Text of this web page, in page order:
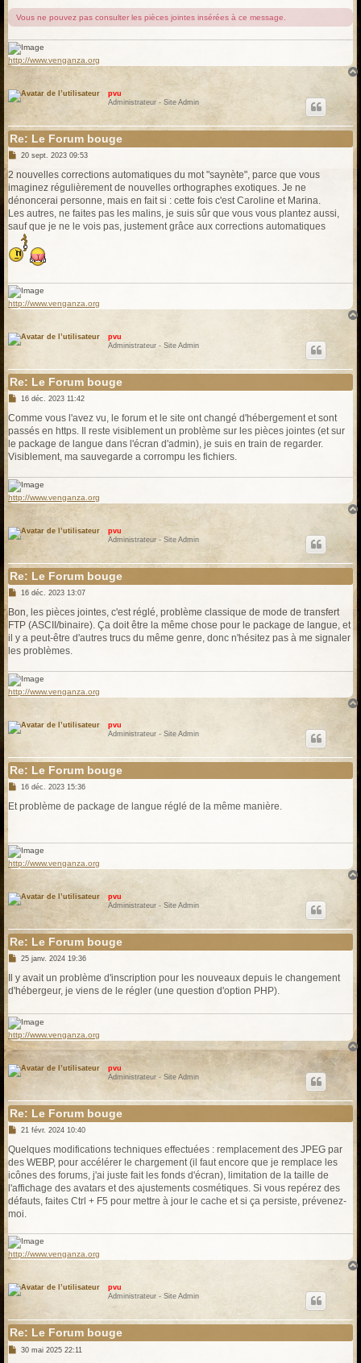
Vous ne pouvez pas consulter les pièces jointes insérées à ce message.
http://www.venganza.org
pvu
Administrateur - Site Admin
Re: Le Forum bouge
M
s
s
a
g
20 sept. 2023 09:53
2 nouvelles corrections automatiques du mot "saynète", parce que vous
imaginez régulièrement de nouvelles orthographes exotiques. Je ne
dénoncerai personne, mais en fait si : cette fois c'est Caroline et Marina.
Les autres, ne faites pas les malins, je suis sûr que vous vous plantez aussi,
sauf que je ne le vois pas, justement grâce aux corrections automatiques
http://www.venganza.org
pvu
Administrateur - Site Admin
Re: Le Forum bouge
M
s
s
a
g
e
16 déc. 2023 11:42
Comme vous l'avez vu, le forum et le site ont changé d'hébergement et sont
passés en https. Il reste visiblement un problème sur les pièces jointes (et sur
le package de langue dans l'écran d'admin), je suis en train de regarder.
Visiblement, ma sauvegarde a corrompu les fichiers.
http://www.venganza.org
pvu
Administrateur - Site Admin
Re: Le Forum bouge
M
s
s
a
g
e
16 déc. 2023 13:07
Bon, les pièces jointes, c'est réglé, problème classique de mode de transfert
FTP (ASCII/binaire). Ça doit être la même chose pour le package de langue, et
il y a peut-être d'autres trucs du même genre, donc n'hésitez pas à me signaler
les problèmes.
http://www.venganza.org
pvu
Administrateur - Site Admin
Re: Le Forum bouge
M
s
s
16 déc. 2023 15:36
Et problème de package de langue réglé de la même manière.
http://www.venganza.org
pvu
Administrateur - Site Admin
Re: Le Forum bouge
M
s
s
a
25 janv. 2024 19:36
Il y avait un problème d'inscription pour les nouveaux depuis le changement
d'hébergeur, je viens de le régler (une question d'option PHP).
http://www.venganza.org
pvu
Administrateur - Site Admin
Re: Le Forum bouge
M
s
s
a
g
21 févr. 2024 10:40
Quelques modifications techniques effectuées : remplacement des JPEG par
des WEBP, pour accélérer le chargement (il faut encore que je remplace les
icônes des forums, j'ai juste fait les fonds d'écran), limitation de la taille de
l'affichage des avatars et des ajustements cosmétiques. Si vous repérez des
défauts, faites Ctrl + F5 pour mettre à jour le cache et si ça persiste, prévenez-
moi.
http://www.venganza.org
pvu
Administrateur - Site Admin
Re: Le Forum bouge
M30 mai 2025 22:11